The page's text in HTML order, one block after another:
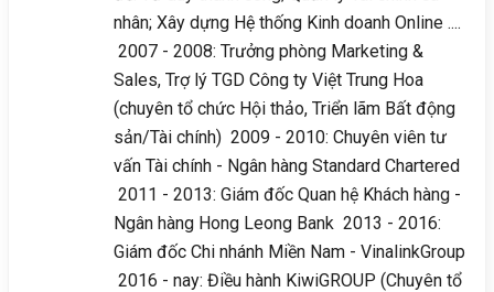
nhân; Xây dựng Hệ thống Kinh doanh Online ....
2007 - 2008: Trưởng phòng Marketing &
Sales, Trợ lý TGD Công ty Việt Trung Hoa
(chuyên tổ chức Hội thảo, Triển lãm Bất động
sản/Tài chính) 2009 - 2010: Chuyên viên tư
vấn Tài chính - Ngân hàng Standard Chartered
2011 - 2013: Giám đốc Quan hệ Khách hàng -
Ngân hàng Hong Leong Bank 2013 - 2016:
Giám đốc Chi nhánh Miền Nam - VinalinkGroup
2016 - nay: Điều hành KiwiGROUP (Chuyên tổ